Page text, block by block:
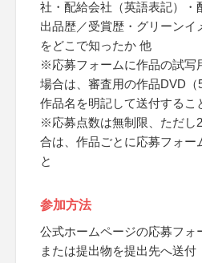
社・配給会社（英語表記）・
出品歴／受賞歴・グリーンイ
をどこで知ったか 他
※応募フォームに作品の試写
場合は、審査用の作品DVD（
作品名を明記して送付するこ
※応募点数は無制限、ただし
合は、作品ごとに応募フォー
と
参加方法
公式ホームページの応募フォ
または提出物を提出先へ送付